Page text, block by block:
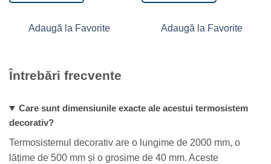
Adaugă la Favorite Adaugă la Favorite
Întrebări frecvente
Care sunt dimensiunile exacte ale acestui termosistem
decorativ?
Termosistemul decorativ are o lungime de 2000 mm, o
lățime de 500 mm și o grosime de 40 mm. Aceste